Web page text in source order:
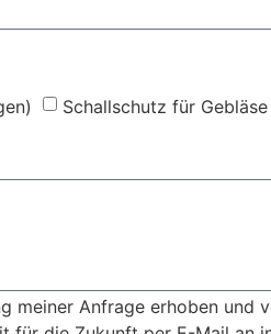
Schallschutz für Gebläse
Anfrage erhoben